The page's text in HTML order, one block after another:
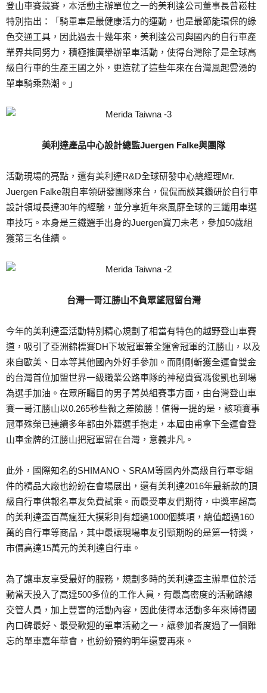
登山車賽競賽，本活動主辦單位之一的美利達公司董事長曾崧柱
特別指出：「騎單車是最健康活力的運動，也是最節能環保的綠
色交通工具，因此過去十幾年來，美利達公司與國內的自行車產
業界共同努力，積極推廣舉辦單車活動，使得台灣除了是全球高
級自行車的生產王國之外，更造就了這些年來在台灣風起雲湧的
單車騎乘熱潮。」
美利達產品中心設計總監Juergen Falke與團隊
活動現場的亮點，還有美利達R&D全球研發中心總經理Mr.
Juergen Falke親自率領研發團隊來台，侃侃而談其鑽研於自行車
設計領域長達30年的經驗，並分享近年來風靡全球的三鐵用車選
車技巧。本身是三鐵選手出身的Juergen寶刀未老，參加50歲組
獲第三名佳績。
台灣一哥江勝山不負眾望冠留台灣
今年的美利達盃活動特別精心規劃了相當有特色的越野登山車賽
道，吸引了亞洲錦標賽DH下坡冠軍兼全運會冠軍的江勝山，以及
來自歐美、日本等其他國內外好手參加。而剛剛斬獲全運會雙金
的台灣首位加盟世界一級職業公路車隊的神秘貴賓馮俊凱也到場
為選手加油。在眾所矚目的男子菁英組賽事方面，由台灣登山車
賽一哥江勝山以0.265秒些微之差險勝！值得一提的是，該項賽事
冠軍殊榮已連續多年都由外籍選手抱走，本屆由甫拿下全運會登
山車金牌的江勝山把冠軍留在台灣，意義非凡。
此外，國際知名的SHIMANO、SRAM等國內外高級自行車零組
件的精品大廠也紛紛在會場展出，還有美利達2016年最新款的頂
級自行車供報名車友免費試乘。而最受車友們期待，中獎率超高
的美利達盃百萬瘋狂大摸彩則有超過1000個獎項，總值超過160
萬的自行車等商品，其中最讓現場車友引頸期盼的是第一特獎，
市價高達15萬元的美利達自行車。
為了讓車友享受最好的服務，規劃多時的美利達盃主辦單位於活
動當天投入了高達500多位的工作人員，有最高密度的活動路線
交管人員，加上豐富的活動內容，因此使得本活動多年來博得國
內口碑最好、最受歡迎的單車活動之一，讓參加者度過了一個難
忘的單車嘉年華會，也紛紛預約明年還要再來。